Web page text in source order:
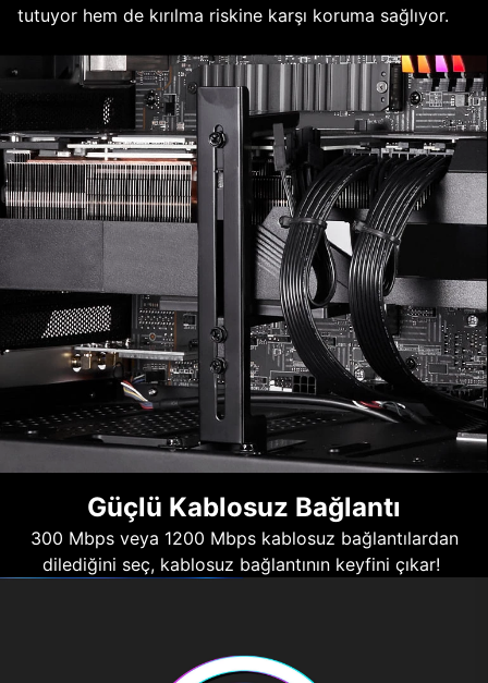
tutuyor hem de kırılma riskine karşı koruma sağlıyor.
Güçlü Kablosuz Bağlantı
300 Mbps veya 1200 Mbps kablosuz bağlantılardan
dilediğini seç, kablosuz bağlantının keyfini çıkar!